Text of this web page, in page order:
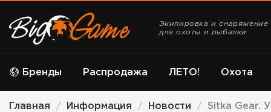
Экипировка и снаряжение
для охоты и рыбалки
Бренды ЛЕТО! Охота
Распродажа
Главная / Информация / Новости / Sitka Gear.